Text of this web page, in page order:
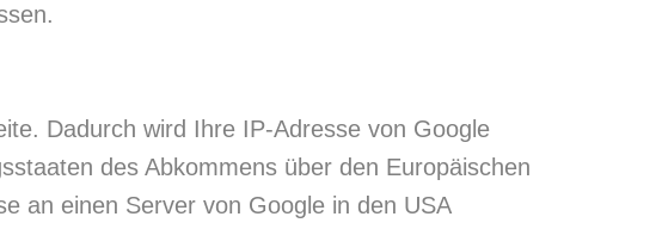
Dadurch wird Ihre IP-Adresse von Google
des Abkommens über den Europäischen
an einen Server von Google in den USA